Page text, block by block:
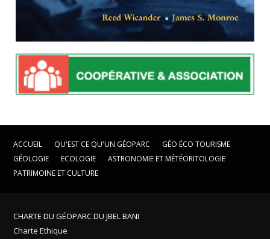
ACCUEIL QU'EST CE QU'UN GÉOPARC
GÉO ÉCO TOURISME
GÉOLOGIE
ECOLOGIE
ASTRONOMIE ET MÉTÉORITOLOGIE
PATRIMOINE ET CULTURE
CHARTE DU GÉOPARC DU JBEL BANI
Charte Ethique